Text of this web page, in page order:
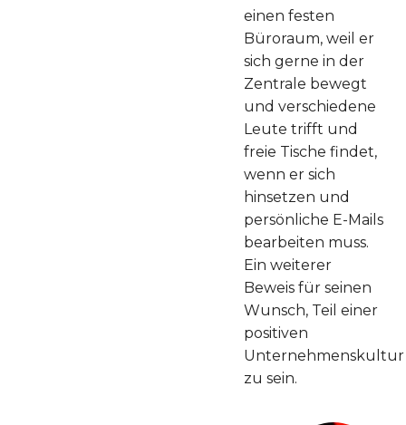
einen festen
Büroraum, weil er
sich gerne in der
Zentrale bewegt
und verschiedene
Leute trifft und
freie Tische findet,
wenn er sich
hinsetzen und
persönliche E-Mails
bearbeiten muss.
Ein weiterer
Beweis für seinen
Wunsch, Teil einer
positiven
Unternehmenskultur
zu sein.